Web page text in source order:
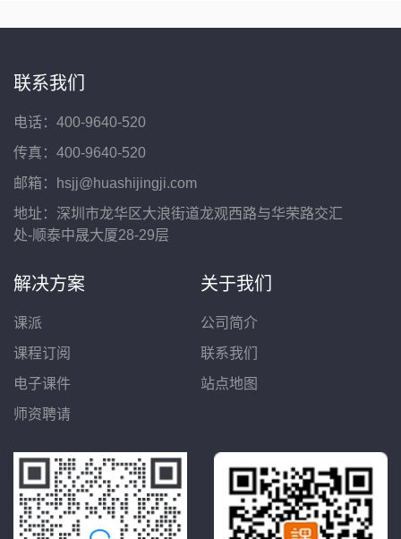
联系我们
电话：400-9640-520
传真：400-9640-520
邮箱：hsjj@huashijingji.com
地址：深圳市龙华区大浪街道龙观西路与华荣路交汇
处-顺泰中晟大厦28-29层
解决方案
课派
课程订阅
电子课件
师资聘请
关于我们
公司简介
联系我们
站点地图